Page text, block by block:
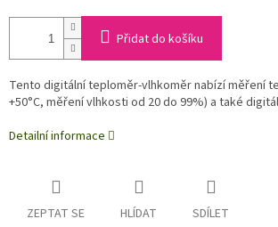
Přidat do košíku
Tento digitální teploměr-vlhkoměr nabízí měření
+50°C, měření vlhkosti od 20 do 99%) a také
Detailní informace
ZEPTAT SE HLÍDAT SDÍLET